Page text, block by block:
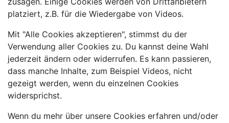
platziert, z.B. für die Wiedergabe von Videos.
Mit "Alle Cookies akzeptieren", stimmst du der
Verwendung aller Cookies zu. Du kannst deine Wahl
jederzeit ändern oder widerrufen. Es kann passieren,
dass manche Inhalte, zum Beispiel Videos, nicht
gezeigt werden, wenn du einzelnen Cookies
widersprichst.
Wenn du mehr über unsere Cookies erfahren und/oder